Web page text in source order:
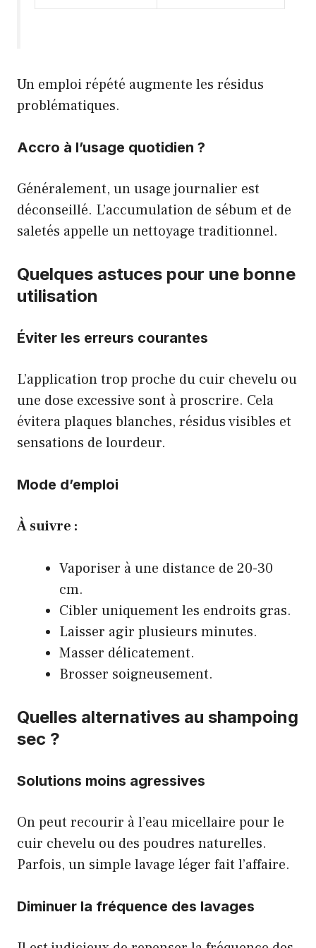
Un emploi répété augmente les résidus
problématiques.
Accro à l’usage quotidien ?
Généralement, un usage journalier est
déconseillé. L’accumulation de sébum et de
saletés appelle un nettoyage traditionnel.
Quelques astuces pour une bonne
utilisation
Éviter les erreurs courantes
L’application trop proche du cuir chevelu ou
une dose excessive sont à proscrire. Cela
évitera plaques blanches, résidus visibles et
sensations de lourdeur.
Mode d’emploi
À suivre :
Vaporiser à une distance de 20-30
cm.
Cibler uniquement les endroits gras.
Laisser agir plusieurs minutes.
Masser délicatement.
Brosser soigneusement.
Quelles alternatives au shampoing
sec ?
Solutions moins agressives
On peut recourir à l’eau micellaire pour le
cuir chevelu ou des poudres naturelles.
Parfois, un simple lavage léger fait l’affaire.
Diminuer la fréquence des lavages